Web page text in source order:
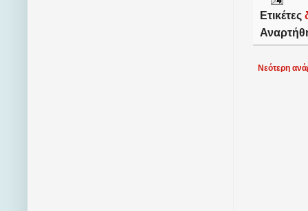
Ετικέτες
Νεότερη